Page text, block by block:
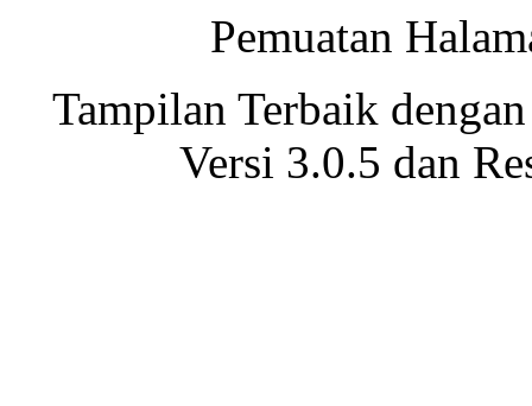
Pemuatan
Tampilan Terbaik
Versi 3.0.5 dan